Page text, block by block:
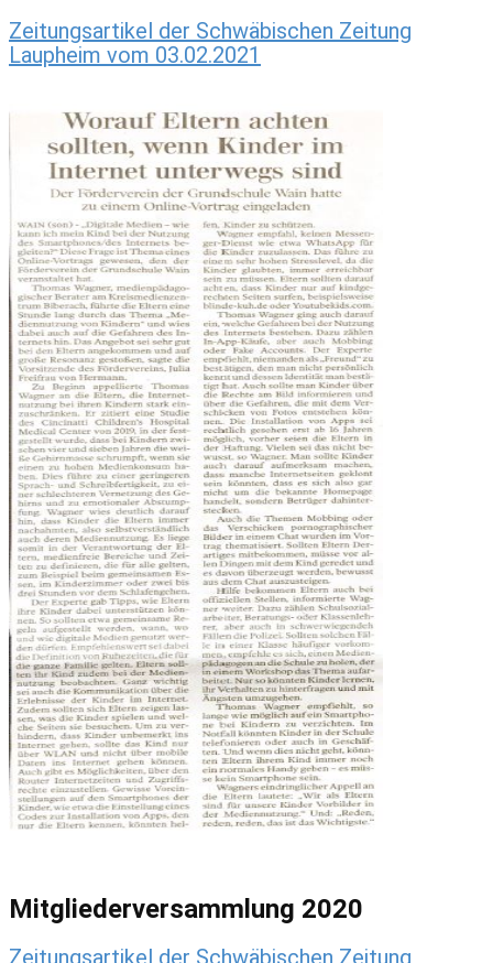
Zeitungsartikel der Schwäbischen Zeitung
Laupheim vom 03.02.2021
Mitgliederversammlung 2020
Zeitungsartikel der Schwäbischen Zeitung